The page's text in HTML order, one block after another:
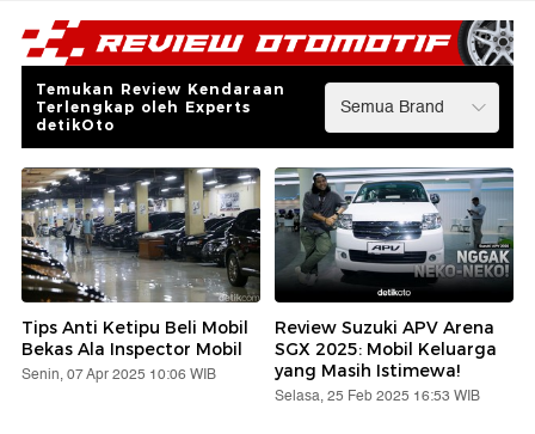
Temukan Review Kendaraan
Terlengkap oleh Experts
detikOto
Tips Anti Ketipu Beli Mobil
Bekas Ala Inspector Mobil
Senin, 07 Apr 2025 10:06 WIB
Review Suzuki APV Arena
SGX 2025: Mobil Keluarga
yang Masih Istimewa!
Selasa, 25 Feb 2025 16:53 WIB